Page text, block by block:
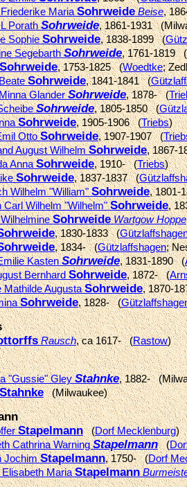
MariaSohrweide Beise,
PorathSohrweide, 1861-1931
SophieSohrweide, 1838-1899 (
SegebarthSohrweide, 1761-1819
Sohrweide, 1753-1825 (Woedtke;
Sohrweide, 1841-1841 (
GlanderSohrweide, 1878- (
Sohrweide, 1805-1850 (
Sohrweide, 1905-1906 (Triebs)
OttoSohrweide, 1907-1907 (
August WilhelmSohrweide, 1867-
AnnaSohrweide, 1910- (Triebs)
Sohrweide, 1837-1837 (
Wilhelm "William"Sohrweide, 1801-
Carl Wilhelm "Wilhelm"Sohrweide,
Sohrweide Wartgow Hoppe
, 1830-1833 (
, 1834- (Gützlaffshagen;
KastenSohrweide, 1831-1890 (
BernhardSohrweide, 1872- (
Mathilde AugustaSohrweide, 1870-
Sohrweide, 1828- (
Rausch, ca 1617- (Rastow)
"Gussie" GleyStahnke, 1882-
Stahnke(Milwaukee)
Stapelmann(Dorf Mecklenburg)
Cathrina WarningStapelmann(
JochimStapelmann, 1750- (Dorf
Elisabeth MariaStapelmann